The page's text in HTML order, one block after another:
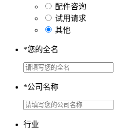
配件咨询
试用请求
其他
*您的全名
*公司名称
行业